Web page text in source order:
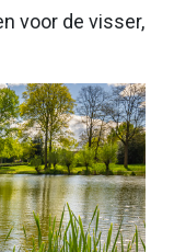
voor de visser,